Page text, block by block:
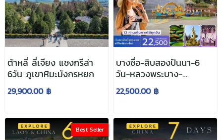
ต้าหลี่ ลี่เจียง แชงกรีล่า
6วัน ภูเขาหิมะมังกรหยก
29,900.00 ฿
บางซื่อ-สิบสองปันนา-6
วัน-หลวงพระบาง-
เวียงจันทน์
22,500.00 ฿
Best Seller